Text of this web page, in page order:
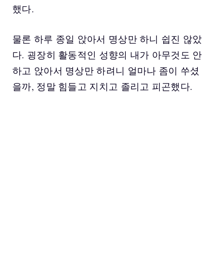
했다.
물론 하루 종일 앉아서 명상만 하니 쉽진 않았
다. 굉장히 활동적인 성향의 내가 아무것도 안
하고 앉아서 명상만 하려니 얼마나 좀이 쑤셨
을까, 정말 힘들고 지치고 졸리고 피곤했다.